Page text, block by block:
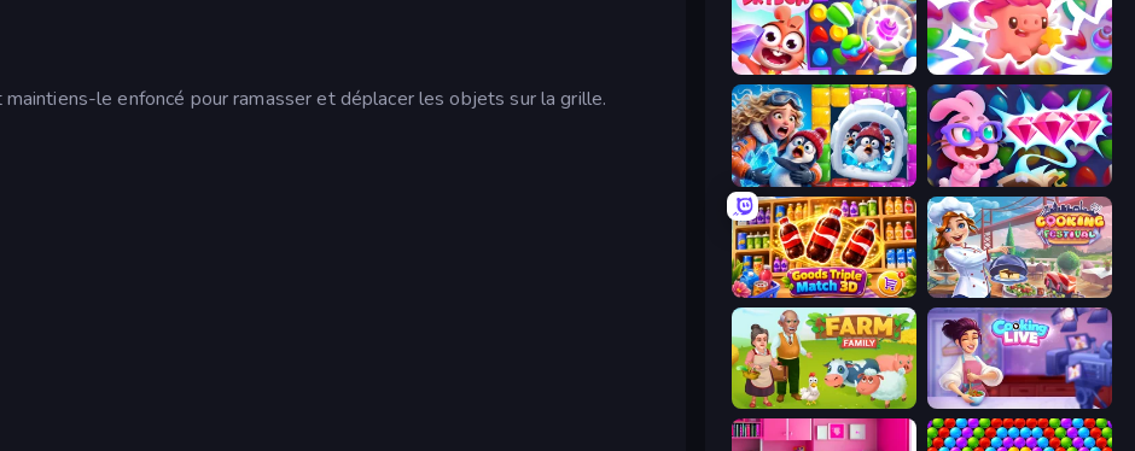
le enfoncé pour ramasser et déplacer les objets sur la grille.
Skydom Match Arena
Captain Blast Skydom: Reforged
Goods Triple Match 3D Cooking Festival
Farm Family Cooking Live